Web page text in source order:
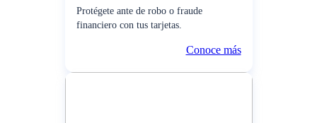
Protégete ante de robo o fraude
financiero con tus tarjetas.
Conoce más